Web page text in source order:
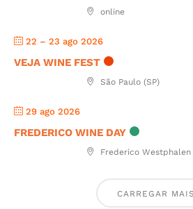
online
22 – 23 ago 2026
VEJA WINE FEST
São Paulo (SP)
29 ago 2026
FREDERICO WINE DAY
Frederico Westphalen
CARREGAR MAIS